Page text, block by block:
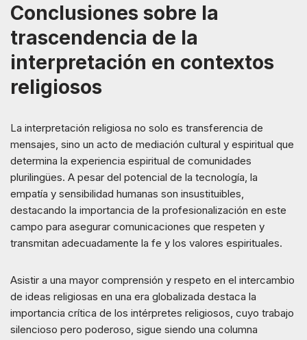
Conclusiones sobre la
trascendencia de la
interpretación en contextos
religiosos
La interpretación religiosa no solo es transferencia de
mensajes, sino un acto de mediación cultural y espiritual que
determina la experiencia espiritual de comunidades
plurilingües. A pesar del potencial de la tecnología, la
empatía y sensibilidad humanas son insustituibles,
destacando la importancia de la profesionalización en este
campo para asegurar comunicaciones que respeten y
transmitan adecuadamente la fe y los valores espirituales.
Asistir a una mayor comprensión y respeto en el intercambio
de ideas religiosas en una era globalizada destaca la
importancia crítica de los intérpretes religiosos, cuyo trabajo
silencioso pero poderoso, sigue siendo una columna